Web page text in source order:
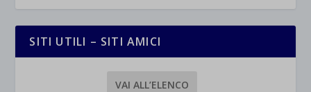
SITI UTILI – SITI AMICI
VAI ALL’ELENCO